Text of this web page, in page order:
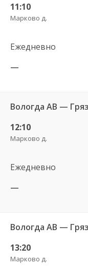
11:10
Марково д.
Ежедневно
—
Вологда АВ —
12:10
Марково д.
Ежедневно
—
Вологда АВ —
13:20
Марково д.